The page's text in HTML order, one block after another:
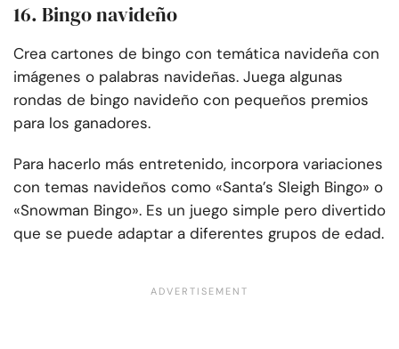
16. Bingo navideño
Crea cartones de bingo con temática navideña con
imágenes o palabras navideñas. Juega algunas
rondas de bingo navideño con pequeños premios
para los ganadores.
Para hacerlo más entretenido, incorpora variaciones
con temas navideños como «Santa’s Sleigh Bingo» o
«Snowman Bingo». Es un juego simple pero divertido
que se puede adaptar a diferentes grupos de edad.